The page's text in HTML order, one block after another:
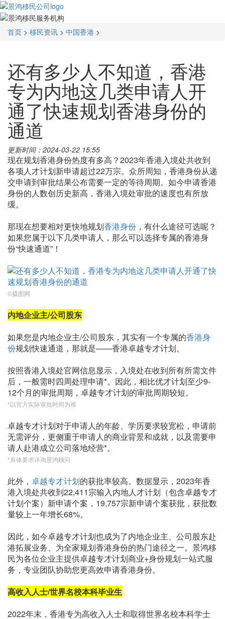
首页 > 移民资讯 > 中国香港 >
还有多少人不知道，香港
专为内地这几类申请人开
通了快速规划香港身份的
通道
更新时间：2024-03-22 15:55
现在规划香港身份热度有多高？2023年香港入境处共收到
各项人才计划新申请超过22万宗。众所周知，香港身份从递
交申请到审批结果公布需要一定的等待周期。如今申请香港
身份的人数创历史新高，香港入境处审批的速度也有所放
缓。
那现在想要相对更快地规划香港身份 ，有什么途径可选呢？
如果您属于以下几类申请人，那么可以选择专属的香港身
份“快速通道”！
©摄图网
内地企业主/公司股东
如果您是内地企业主/公司股东，其实有一个专属的香港身
份规划快速通道，那就是——香港卓越专才计划。
按照香港入境处官网信息显示，入境处在收到所有所需文件
后，一般需时四周处理申请*。因此，相比优才计划至少9-
12个月的审批周期，卓越专才计划的审批周期较短。
*以官方实际审批时间为准
卓越专才计划对于申请人的年龄、学历要求较宽松，申请前
无需评分，更侧重于申请人的商业背景和成就，以及需要申
请人赴港成立公司落地经营*。
*具体要求详询景鸿顾问
此外， 卓越专才计划的获批率较高。数据显示，2023年香
港入境处共收到22,411宗输入内地人才计划（包含卓越专才
计划个案）新申请个案，19,757宗新申请个案获批，获批数
量较上一年增长68%。
因此，如今卓越专才计划也成为了内地企业主、公司股东赴
港拓展业务、为全家规划香港身份的热门途径之一。景鸿移
民为各位企业主提供卓越专才计划商业+身份规划一站式服
务，专业团队协助您更高效申请香港身份。
高收入人士/世界名校本科毕业生
2022年末，香港专为高收入人士和取得世界名校本科学士